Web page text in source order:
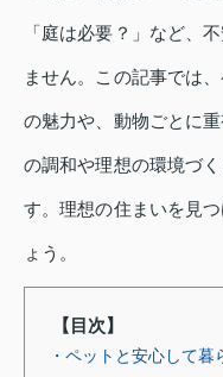
「庭は必要？」など、
ません。この記事では
の魅力や、動物ごとに
の調和や理想の環境づ
す。理想の住まいを見
ょう。
【目次】
・ペットと安心して